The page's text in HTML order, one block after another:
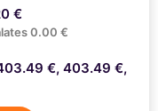
€
0.00 €
€, 403.49 €,